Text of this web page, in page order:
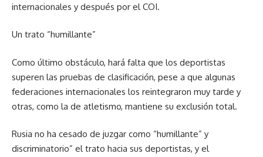
internacionales y después por el COI.
Un trato “humillante”
Como último obstáculo, hará falta que los deportistas
superen las pruebas de clasificación, pese a que algunas
federaciones internacionales los reintegraron muy tarde y
otras, como la de atletismo, mantiene su exclusión total.
Rusia no ha cesado de juzgar como “humillante” y
discriminatorio” el trato hacia sus deportistas, y el